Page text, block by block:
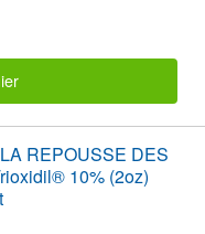
REPOUSSE DES
10% (2oz)